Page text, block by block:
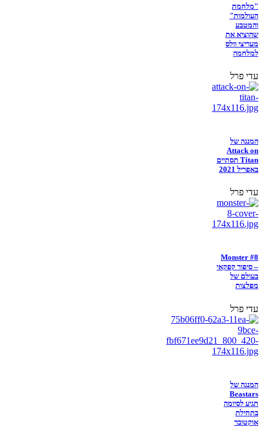
"מלחמת
העולמות"
והמטבע
שהוציא את
מעריצי וולס
למלחמה
עדי פרל
המנגה של
Attack on
Titan תסתיים
באפריל 2021
עדי פרל
Monster #8
– סיפור קפקאי
בעולם של
מפלצות
עדי פרל
המנגה של
Beastars
תגיע לסיומה
בתחילת
אוקטובר